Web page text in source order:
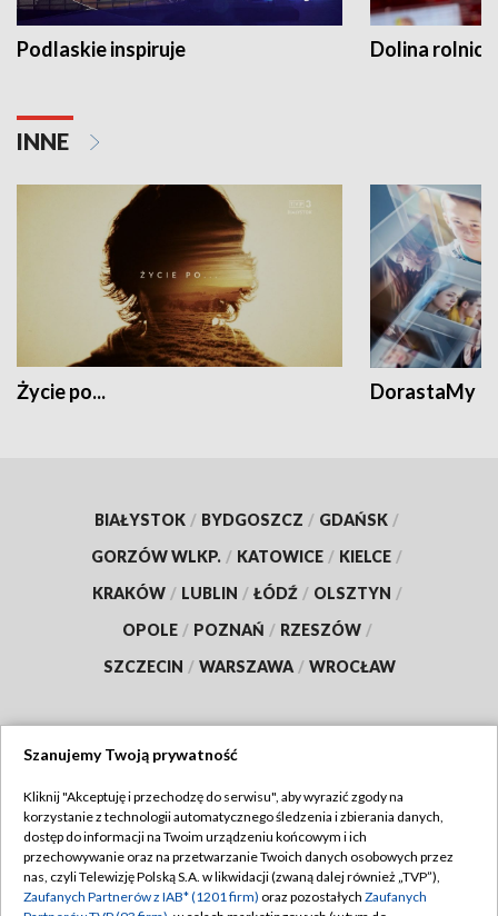
Podlaskie inspiruje Dolina
INNE
Życie po... DorastaMy
BIAŁYSTOK / BYDGOSZCZ / GDAŃSK /
GORZÓW WLKP. / KATOWICE / KIELCE /
KRAKÓW / LUBLIN / ŁÓDŹ / OLSZTYN /
OPOLE / POZNAŃ / RZESZÓW /
SZCZECIN / WARSZAWA / WROCŁAW
TVP
Abonament TVP
Emisja w TVP
Regulamin TVP
Polityka prywatności
Szanujemy Twoją prywatność
Kliknij "Akceptuję i przechodzę do serwisu", aby wyrazić zgody na
korzystanie z technologii automatycznego śledzenia i zbierania danych,
dostęp do informacji na Twoim urządzeniu końcowym i ich
przechowywanie oraz na przetwarzanie Twoich danych osobowych przez
nas, czyli Telewizję Polską S.A. w likwidacji (zwaną dalej również „TVP”),
Zaufanych Partnerów z IAB* (1201 firm) oraz pozostałych Zaufanych